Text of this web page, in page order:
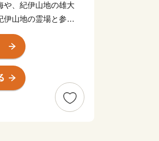
や、紀伊山地の雄大
伊山地の霊場と参詣
道、里山の恩恵を
定されている「み
しています。旅人
が詰まった田辺市